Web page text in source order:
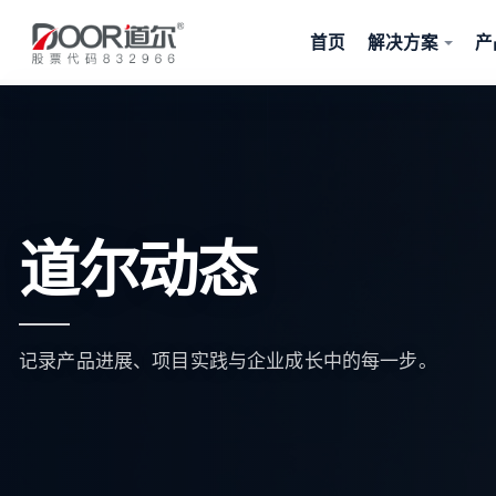
首页 解决方案
道尔动态
记录产品进展、项目实践与企业成长中的每一步。